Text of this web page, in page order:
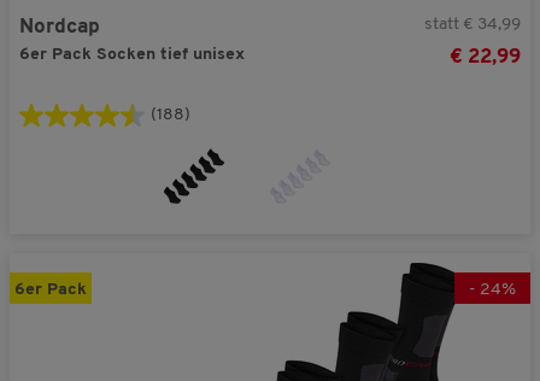
Nordcap
6er Pack Socken tief unisex
statt € 34,99
€ 22,99
(188)
6er Pack - 24%